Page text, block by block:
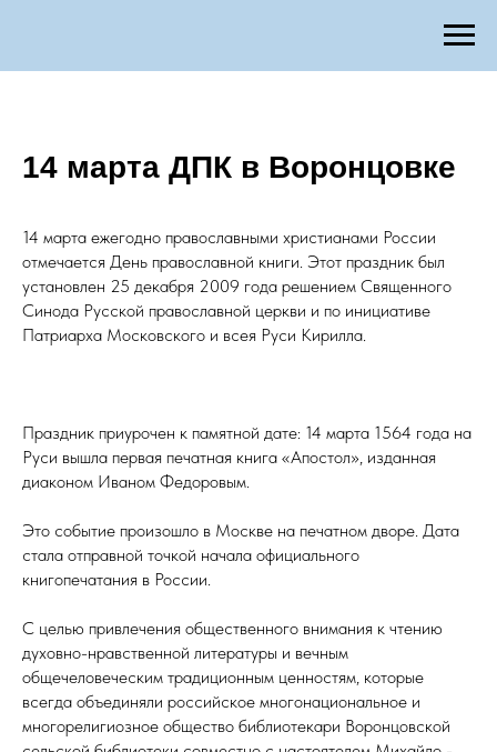
14 марта ДПК в Воронцовке
14 марта ежегодно православными христианами России
отмечается День православной книги. Этот праздник был
установлен 25 декабря 2009 года решением Священного
Синода Русской православной церкви и по инициативе
Патриарха Московского и всея Руси Кирилла.
Праздник приурочен к памятной дате: 14 марта 1564 года на
Руси вышла первая печатная книга «Апостол», изданная
диаконом Иваном Федоровым.
Это событие произошло в Москве на печатном дворе. Дата
стала отправной точкой начала официального
книгопечатания в России.
С целью привлечения общественного внимания к чтению
духовно-нравственной литературы и вечным
общечеловеческим традиционным ценностям, которые
всегда объединяли российское многонациональное и
многорелигиозное общество библиотекари Воронцовской